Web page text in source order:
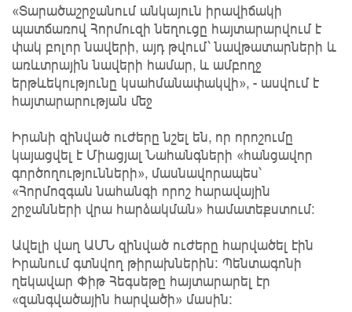
«Տարածաշրջանում անկայուն իրավիճակի
պատճառով Հորմուզի նեղուցը հայտարարվում է
փակ բոլոր նավերի, այդ թվում՝ նավթատարների և
առևտրային նավերի համար, և ամբողջ
երթևեկությունը կսահմանափակվի», - ասվում է
հայտարարության մեջ
Իրանի զինված ուժերը նշել են, որ որոշումը
կայացվել է Միացյալ Նահանգների «հանցավոր
գործողությունների», մասնավորապես՝
«Հորմոզգան նահանգի որոշ հարավային
շրջանների վրա հարձակման» համատեքստում։
Ավելի վաղ ԱՄՆ զինված ուժերը հարվածել էին
Իրանում գտնվող թիրախներին։ Պենտագոնի
ղեկավար Փիթ Հեգսեթը հայտարարել էր
«զանգվածային հարվածի» մասին։